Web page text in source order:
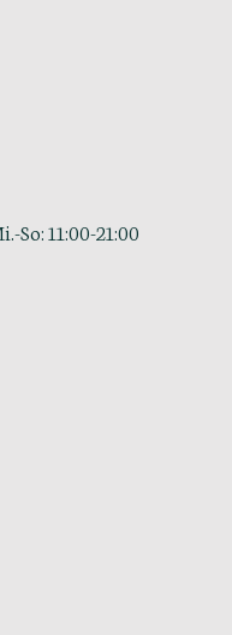
11:00-21:00